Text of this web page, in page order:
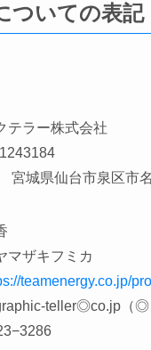
ついての表記
テラー株式会社
宮城県仙台市泉区市
マザキフミカ
teamenergy.co.jp/
teller◎co.jp （